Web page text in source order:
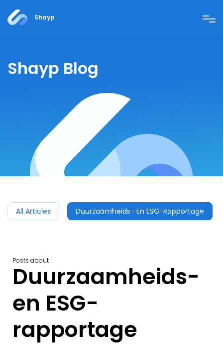
Shayp
Shayp Blog
All Articles Duurzaamheids- En ESG-Rapportage
Posts about
Duurzaamheids-
en ESG-
rapportage